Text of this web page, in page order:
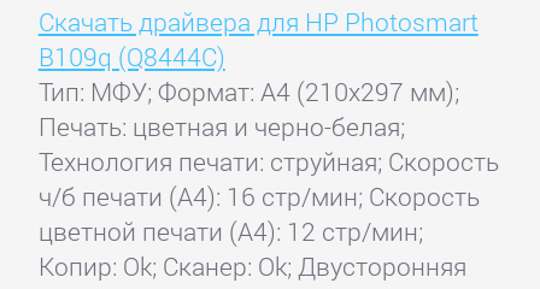
Скачать драйвера для HP Photosmart
B109q (Q8444C)
Тип: МФУ; Формат: A4 (210x297 мм);
Печать: цветная и черно-белая;
Технология печати: струйная; Скорость
ч/б печати (А4): 16 стр/мин; Скорость
цветной печати (А4): 12 стр/мин;
Копир: Ok; Сканер: Ok; Двусторонняя